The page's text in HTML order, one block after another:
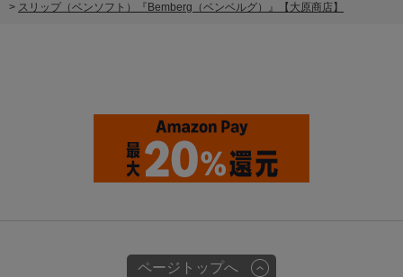
> スリップ（ベンソフト）『Bemberg（ベンベルグ）』【大原商店】
ページトップへ